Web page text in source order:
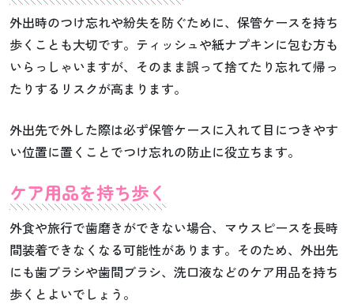
外出時のつけ忘れや紛失を防ぐために、保管ケースを持ち
歩くことも大切です。ティッシュや紙ナプキンに包む方も
いらっしゃいますが、そのまま誤って捨てたり忘れて帰っ
たりするリスクが高まります。
外出先で外した際は必ず保管ケースに入れて目につきやす
い位置に置くことでつけ忘れの防止に役立ちます。
ケア用品を持ち歩く
外食や旅行で歯磨きができない場合、マウスピースを長時
間装着できなくなる可能性があります。そのため、外出先
にも歯ブラシや歯間ブラシ、洗口液などのケア用品を持ち
歩くとよいでしょう。